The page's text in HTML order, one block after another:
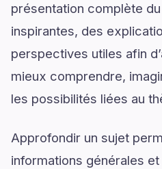
présentation complète
inspirantes, des
perspectives utiles afin
mieux comprendre,
les possibilités liées au
Approfondir un sujet
informations générales et